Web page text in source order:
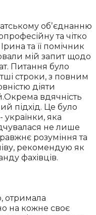
обʼєднанню
та чітко
та її помічник
мій запит щодо
Питання було
строки, з повним
діяти
вдячність
підхід. Це було
яка
не лише
розуміння та
рекомендую як
фахівців.
отримала
на кожне своє